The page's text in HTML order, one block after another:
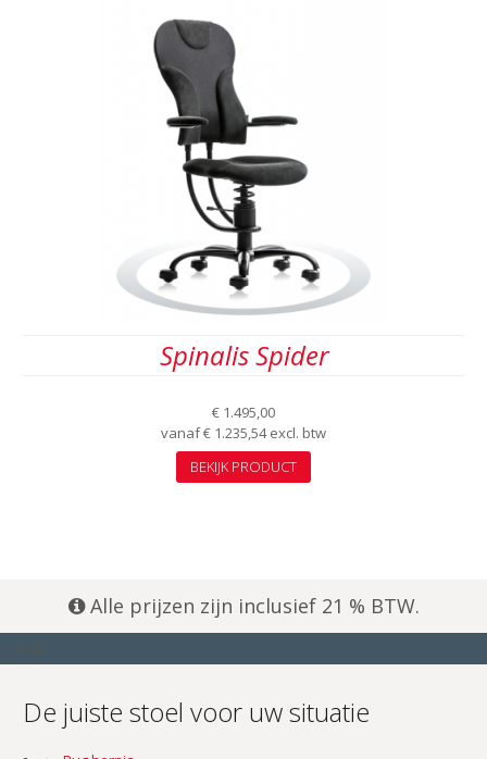
Spinalis Spider
€ 1.495,00
vanaf€ 1.235,54excl. btw
BEKIJK PRODUCT
Dit
kan
gekozen
worden
productpagina
Alle prijzen zijn inclusief 21 % BTW.
De juiste stoel voor uw situatie